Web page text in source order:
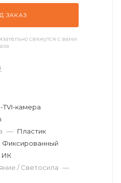
ЗАКАЗ
свяжутся с вами
TVI-камера
— Пластик
Фиксированный
ИК
/ Светосила —